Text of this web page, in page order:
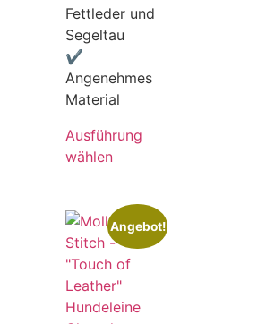
Fettleder und
Segeltau
✔
Angenehmes
Material
Ausführung
wählen
Angebot!